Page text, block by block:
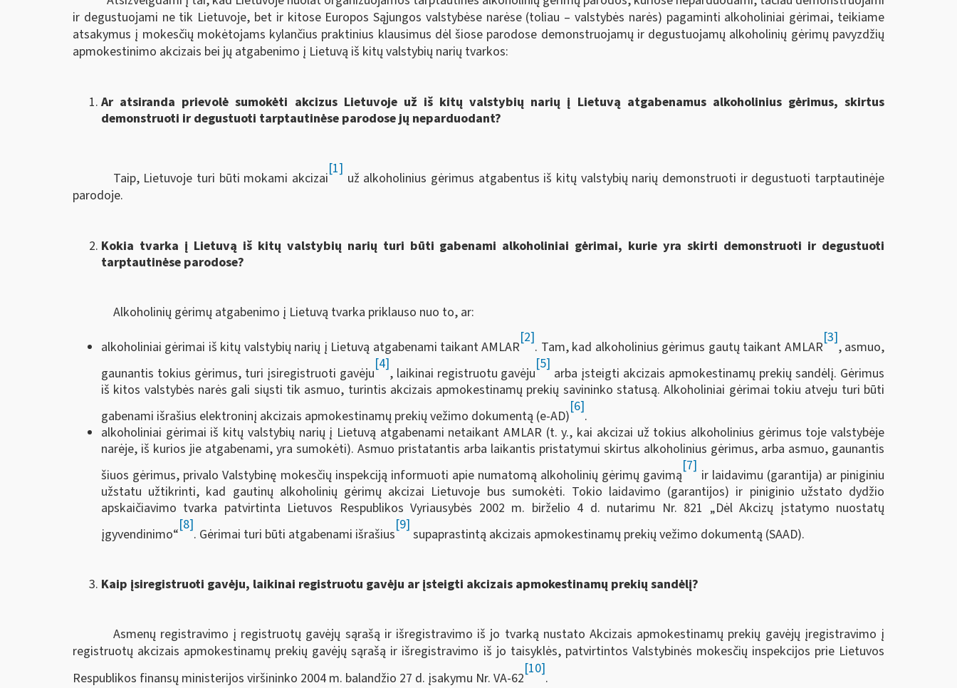
ir degustuojami ne tik Lietuvoje, bet ir kitose Europos Sąjungos valstybėse narėse (toliau – valstybės narės) pagaminti alkoholiniai gėrimai, teikiame
atsakymus į mokesčių mokėtojams kylančius praktinius klausimus dėl šiose parodose demonstruojamų ir degustuojamų alkoholinių gėrimų pavyzdžių
apmokestinimo akcizais bei jų atgabenimo į Lietuvą iš kitų valstybių narių tvarkos:
Ar atsiranda prievolė sumokėti akcizus Lietuvoje už iš kitų valstybių narių į Lietuvą atgabenamus alkoholinius gėrimus, skirtus
demonstruoti ir degustuoti tarptautinėse parodose jų neparduodant?
Taip, Lietuvoje turi būti mokami akcizai
[1]
už alkoholinius gėrimus atgabentus iš kitų valstybių narių demonstruoti ir degustuoti tarptautinėje
parodoje.
Kokia tvarka į Lietuvą iš kitų valstybių narių turi būti gabenami alkoholiniai gėrimai, kurie yra skirti demonstruoti ir degustuoti
tarptautinėse parodose?
Alkoholinių gėrimų atgabenimo į Lietuvą tvarka priklauso nuo to, ar:
alkoholiniai gėrimai iš kitų valstybių narių į Lietuvą atgabenami taikant AMLAR
[2]
. Tam, kad alkoholinius gėrimus gautų taikant AMLAR
[3]
, asmuo,
gaunantis tokius gėrimus, turi įsiregistruoti gavėju
[4]
, laikinai registruotu gavėju
[5]
arba įsteigti akcizais apmokestinamų prekių sandėlį. Gėrimus
iš kitos valstybės narės gali siųsti tik asmuo, turintis akcizais apmokestinamų prekių savininko statusą. Alkoholiniai gėrimai tokiu atveju turi būti
gabenami išrašius elektroninį akcizais apmokestinamų prekių vežimo dokumentą (e-AD)
[6]
.
alkoholiniai gėrimai iš kitų valstybių narių į Lietuvą atgabenami netaikant AMLAR (t. y., kai akcizai už tokius alkoholinius gėrimus toje valstybėje
narėje, iš kurios jie atgabenami, yra sumokėti). Asmuo pristatantis arba laikantis pristatymui skirtus alkoholinius gėrimus, arba asmuo, gaunantis
šiuos gėrimus, privalo Valstybinę mokesčių inspekciją informuoti apie numatomą alkoholinių gėrimų gavimą
[7]
ir laidavimu (garantija) ar piniginiu
užstatu užtikrinti, kad gautinų alkoholinių gėrimų akcizai Lietuvoje bus sumokėti. Tokio laidavimo (garantijos) ir piniginio užstato dydžio
apskaičiavimo tvarka patvirtinta Lietuvos Respublikos Vyriausybės 2002 m. birželio 4 d. nutarimu Nr. 821 „Dėl Akcizų įstatymo nuostatų
įgyvendinimo“
[8]
. Gėrimai turi būti atgabenami išrašius
[9]
supaprastintą akcizais apmokestinamų prekių vežimo dokumentą (SAAD).
Kaip įsiregistruoti gavėju, laikinai registruotu gavėju ar įsteigti akcizais apmokestinamų prekių sandėlį?
Asmenų registravimo į registruotų gavėjų sąrašą ir išregistravimo iš jo tvarką nustato Akcizais apmokestinamų prekių gavėjų įregistravimo į
registruotų akcizais apmokestinamų prekių gavėjų sąrašą ir išregistravimo iš jo taisyklės, patvirtintos Valstybinės mokesčių inspekcijos prie Lietuvos
Respublikos finansų ministerijos viršininko 2004 m. balandžio 27 d. įsakymu Nr. VA-62
[10]
.